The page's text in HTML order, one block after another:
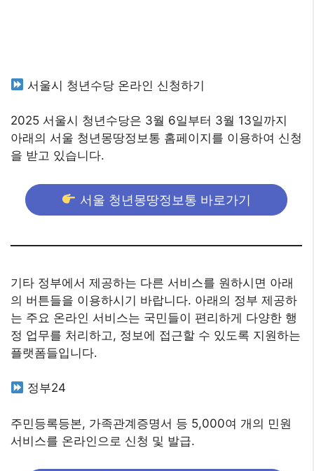
서울시 청년수당 온라인 신청하기
2025 서울시 청년수당은 3월 6일부터 3월 13일까지
아래의 서울 청년몽땅정보통 홈페이지를 이용하여 신청
을 받고 있습니다.
서울 청년몽땅정보통 바로가기
기타 정부에서 제공하는 다른 서비스를 원하시면 아래
의 버튼들을 이용하시기 바랍니다. 아래의 정부 제공하
는 주요 온라인 서비스는 국민들이 편리하게 다양한 행
정 업무를 처리하고, 정보에 접근할 수 있도록 지원하는
플랫폼들입니다.
정부24
주민등록등본, 가족관계증명서 등 5,000여 개의 민원
서비스를 온라인으로 신청 및 발급.